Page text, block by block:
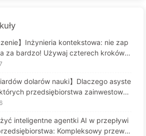
】Inżynieria kontekstowa: nie zap
za bardzo! Używaj czterech kroków d
kontekstem, bądź czujny na zafał
Uczymy się AI powoli 170
dolarów nauki】Dlaczego asyste
przedsiębiorstwa zainwestował
cierpią na "amnezję" w kluczowych mo
— Powoli ucz się AI 169
inteligentne agentki AI w przepływi
Kompleksowy przewo